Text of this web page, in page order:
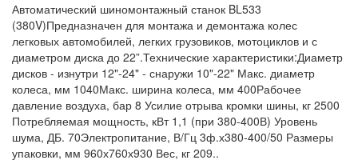
Автоматический шиномонтажный станок BL533
(380V)Предназначен для монтажа и демонтажа колес
легковых автомобилей, легких грузовиков, мотоциклов и с
диаметром диска до 22”.Технические характеристики:Диаметр
дисков - изнутри 12"-24" - снаружи 10"-22" Макс. диаметр
колеса, мм 1040Макс. ширина колеса, мм 400Рабочее
давление воздуха, бар 8 Усилие отрыва кромки шины, кг 2500
Потребляемая мощность, кВт 1,1 (при 380-400В) Уровень
шума, ДБ. 70Электропитание, В/Гц 3ф.х380-400/50 Размеры
упаковки, мм 960х760х930 Вес, кг 209..